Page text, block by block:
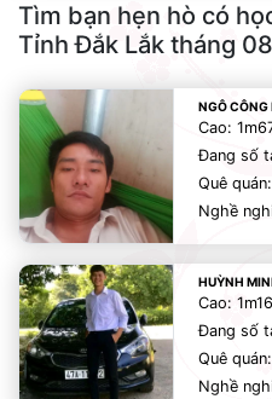
Tìm bạn hẹn hò có
Tỉnh Đắk Lắk tháng
NGÔ CÔNG
Cao:
Đang số
Quê
Nghề
HUỲNH
Cao:
Đang số
Quê
Nghề